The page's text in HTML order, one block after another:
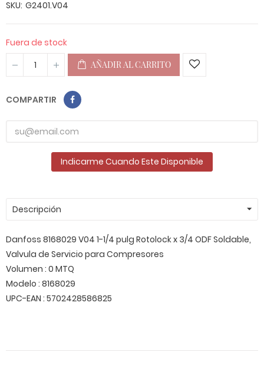
SKU G2401.V04
Fuera de stock
AÑADIR AL CARRITO
COMPARTIR
Indicarme Cuando Este Disponible
Descripción
Danfoss 8168029 V04 1-1/4 pulg Rotolock x 3/4 ODF Soldable,
Valvula de Servicio para Compresores
Volumen : 0 MTQ
Modelo : 8168029
UPC-EAN : 5702428586825